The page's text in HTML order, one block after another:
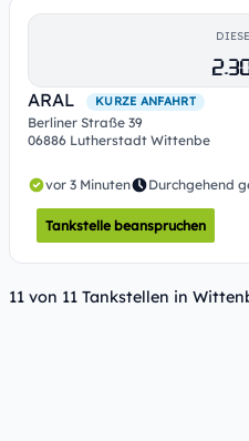
ARAL KURZE ANFAHRT
Berliner Straße 39
06886 Lutherstadt Wittenbe
vor 3 Minuten Durchgehend
Tankstelle beanspruchen
11 von 11 Tankstellen in